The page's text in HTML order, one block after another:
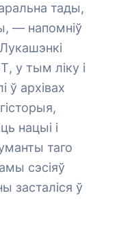
тады,
— напомніў
у тым ліку і
ў архівах
нацыі і
таго
сэсіяў
засталіся ў